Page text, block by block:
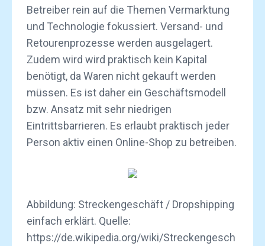
Betreiber rein auf die Themen Vermarktung
und Technologie fokussiert. Versand- und
Retourenprozesse werden ausgelagert.
Zudem wird wird praktisch kein Kapital
benötigt, da Waren nicht gekauft werden
müssen. Es ist daher ein Geschäftsmodell
bzw. Ansatz mit sehr niedrigen
Eintrittsbarrieren. Es erlaubt praktisch jeder
Person aktiv einen Online-Shop zu betreiben.
Abbildung: Streckengeschäft / Dropshipping
einfach erklärt. Quelle:
https://de.wikipedia.org/wiki/Streckengesch